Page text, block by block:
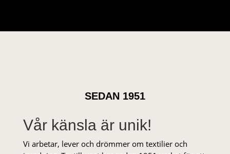
SEDAN 1951
Vår känsla är unik!
Vi arbetar, lever och drömmer om textilier och